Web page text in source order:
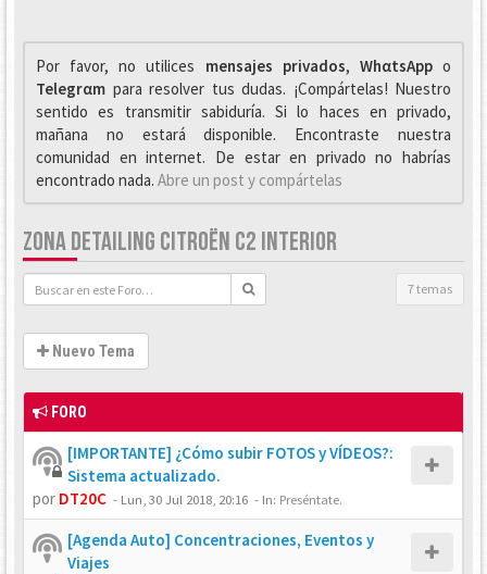
Por favor, no utilices mensajes privados, WhαtsAppo
Telegrαm para resolver tus dudas. ¡Compártelas! Nuestro
sentido es transmitir sabiduría. Si lo haces en privado,
mañana no estará disponible. Encontraste nuestra
comunidad en internet. De estar en privado no habrías
encontrado nada. Abre un post y compártelas
ZONA DETAILING CITROËN C2 INTERIOR
7 temas
Nuevo Tema
FORO
[IMPORTANTE] ¿Cómo subir FOTOS y VÍDEOS?:
Sistema actualizado.
por DT20C - Lun, 30 Jul 2018, 20:16 - In: Preséntate.
[Agenda Auto] Concentraciones, Eventos y
Viajes